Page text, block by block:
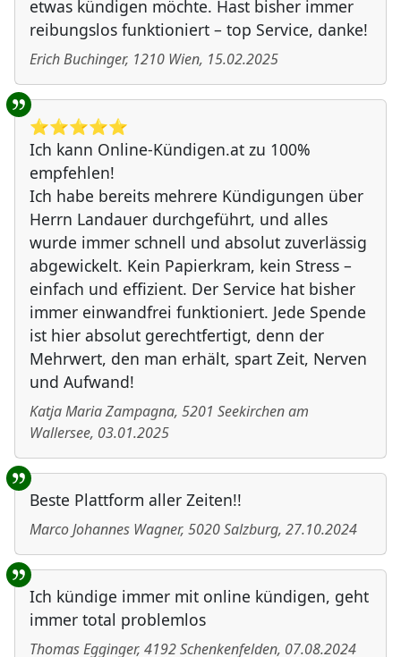
etwas kündigen möchte. Hast bisher immer
reibungslos funktioniert – top Service, danke!
Erich Buchinger, 1210 Wien, 15.02.2025
⭐️⭐️⭐️⭐️⭐️
Ich kann Online-Kündigen.at zu 100%
empfehlen!
Ich habe bereits mehrere Kündigungen über
Herrn Landauer durchgeführt, und alles
wurde immer schnell und absolut zuverlässig
abgewickelt. Kein Papierkram, kein Stress –
einfach und effizient. Der Service hat bisher
immer einwandfrei funktioniert. Jede Spende
ist hier absolut gerechtfertigt, denn der
Mehrwert, den man erhält, spart Zeit, Nerven
und Aufwand!
Katja Maria Zampagna, 5201 Seekirchen am
Wallersee, 03.01.2025
Beste Plattform aller Zeiten!!
Marco Johannes Wagner, 5020Salzburg, 27.10.2024
Ich kündige immer mit online kündigen, geht
immer total problemlos
Thomas Egginger, 4192Schenkenfelden, 07.08.2024